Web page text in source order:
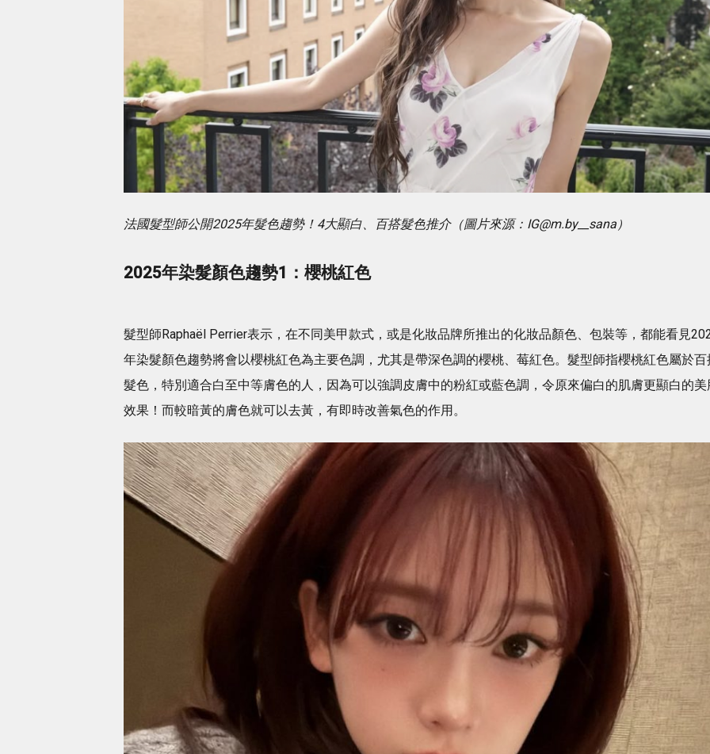
法國髮型師公開2025年髮色趨勢！4大顯白、百搭髮色推介（圖片來源： IG@m.by__sana）
2025年染髮顏色趨勢1：櫻桃紅色
髮型師Raphaël Perrier表示，在不同美甲款式，或是化妝品牌所推出的化妝品顏色、包裝等，都能看見
年染髮顏色趨勢將會以櫻桃紅色為主要色調，尤其是帶深色調的櫻桃、莓紅色。髮型師指櫻桃紅色屬於百
髮色，特別適合白至中等膚色的人，因為可以強調皮膚中的粉紅或藍色調，令原來偏白的肌膚更顯白的美
效果！而較暗黃的膚色就可以去黃，有即時改善氣色的作用。